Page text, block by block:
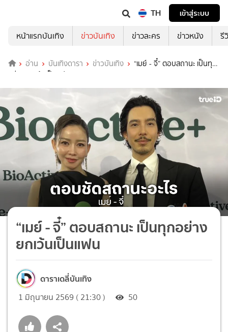
TH
เข้าสู่ระบบ
หน้าแรกบันเทิง
ข่าวบันเทิง ข่าวละคร ข่าวหนัง รี
อ่าน บันเทิงดารา ข่าวบันเทิง
“เมย์ - จี๋” ตอบสถานะ เป็นทุก
อย่าง ยกเว้นเป็นแฟน
“เมย์ - จี๋” ตอบสถานะ เป็นทุกอย่าง
ยกเว้นเป็นแฟน
ดาราเดลี่บันเทิง
1 มิถุนายน 2569 ( 21:30 ) 50